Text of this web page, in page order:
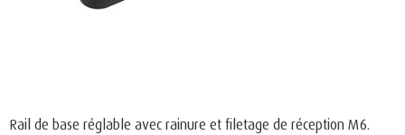
Rail de base réglable avec rainure et filetage de réception M6.